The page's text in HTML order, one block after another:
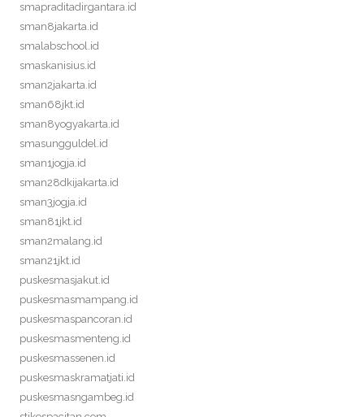
smapraditadirgantara.id
sman8jakarta.id
smalabschool.id
smaskanisius.id
sman2jakarta.id
sman68jkt.id
sman8yogyakarta.id
smasungguldel.id
sman1jogja.id
sman28dkijakarta.id
sman3jogja.id
sman81jkt.id
sman2malang.id
sman21jkt.id
puskesmasjakut.id
puskesmasmampang.id
puskesmaspancoran.id
puskesmasmenteng.id
puskesmassenen.id
puskesmaskramatjati.id
puskesmasngambeg.id